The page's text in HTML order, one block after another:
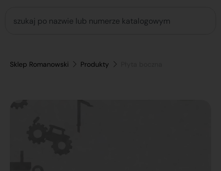
Sklep Romanowski Produkty